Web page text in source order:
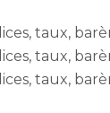
taux,
taux,
taux,